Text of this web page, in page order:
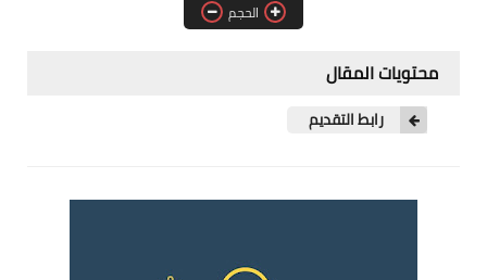
فرص عمل في العراقالحجم
محتويات المقال
رابط التقديم